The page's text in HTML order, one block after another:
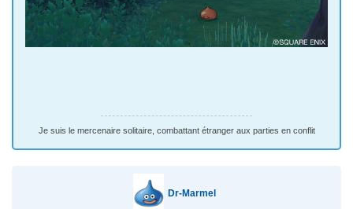
Je suis le mercenaire solitaire, combattant étranger aux parties en conflit
Dr-Marmel